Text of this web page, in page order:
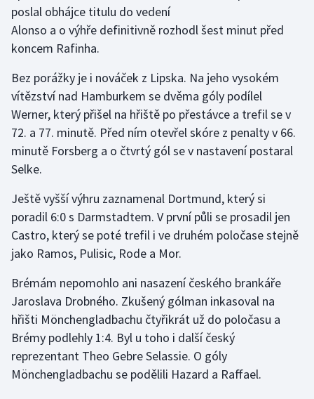
Moderní pětiboj
Olympijské hry
Parasport
Plavání
Plážový volejbal
Ragby
Rychlobruslení
Rychlostní kanoistika
Short track
poslal obhájce titulu do vedení
Alonso a o výhře definitivně rozhodl šest minut před
koncem Rafinha.
Bez porážky je i nováček z Lipska. Na jeho vysokém
vítězství nad Hamburkem se dvěma góly podílel
Werner, který přišel na hřiště po přestávce a trefil se v
72. a 77. minutě. Před ním otevřel skóre z penalty v 66.
minutě Forsberg a o čtvrtý gól se v nastavení postaral
Selke.
Ještě vyšší výhru zaznamenal Dortmund, který si
poradil 6:0 s Darmstadtem. V první půli se prosadil jen
Castro, který se poté trefil i ve druhém poločase stejně
jako Ramos, Pulisic, Rode a Mor.
Brémám nepomohlo ani nasazení českého brankáře
Jaroslava Drobného. Zkušený gólman inkasoval na
hřišti Mönchengladbachu čtyřikrát už do poločasu a
Brémy podlehly 1:4. Byl u toho i další český
reprezentant Theo Gebre Selassie. O góly
Mönchengladbachu se podělili Hazard a Raffael.